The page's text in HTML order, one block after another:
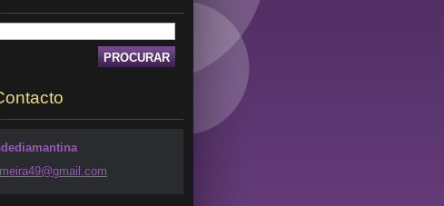
eira49@gmail.com